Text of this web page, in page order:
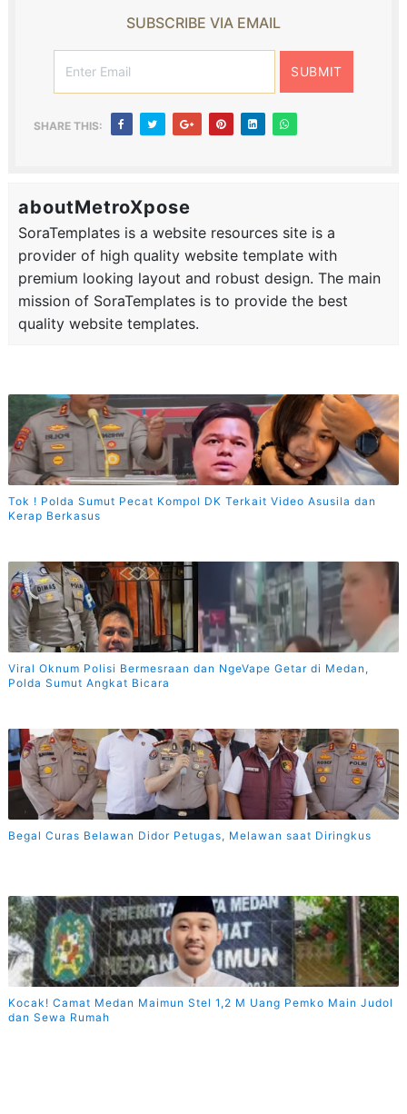
SUBSCRIBE VIA EMAIL
SHARE THIS:
aboutMetroXpose
SoraTemplates is a website resources site is a
provider of high quality website template with
premium looking layout and robust design. The main
mission of SoraTemplates is to provide the best
quality website templates.
Tok ! Polda Sumut Pecat Kompol DK Terkait Video Asusila dan
Kerap Berkasus
Viral Oknum Polisi Bermesraan dan NgeVape Getar di Medan,
Polda Sumut Angkat Bicara
Begal Curas Belawan Didor Petugas, Melawan saat Diringkus
Kocak! Camat Medan Maimun Stel 1,2 M Uang Pemko Main Judol
dan Sewa Rumah